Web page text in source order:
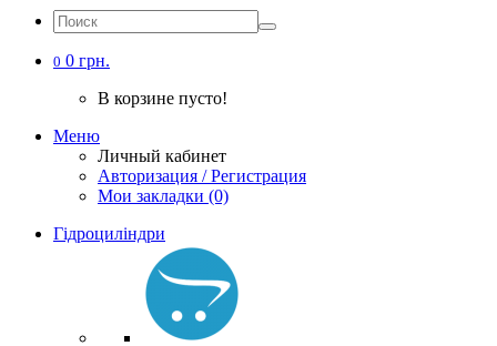
0 0 грн.
В корзине пусто!
Меню
Личный кабинет
Авторизация / Регистрация
Мои закладки (0)
Гідроциліндри